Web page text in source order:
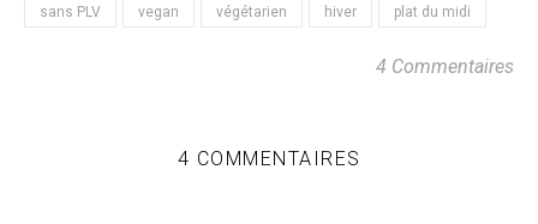
sans PLV
vegan végétarien hiver plat du midi
4 Commentaires
4 COMMENTAIRES